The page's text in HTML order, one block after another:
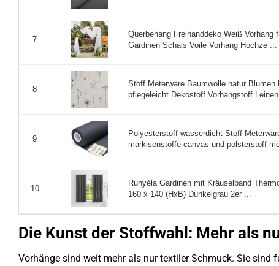
7
Querbehang Freihanddeko Weiß
Gardinen Schals Voile Vorhang Hochze ...
8
Stoff Meterware Baumwolle natur
pflegeleicht Dekostoff Vorhangstoff Leinen
9
Polyesterstoff wasserdicht Stoff
markisenstoffe canvas und polsterstoff
10
Runyéla Gardinen mit Kräuselband
160 x 140 (HxB) Dunkelgrau 2er ...
Die Kunst der Stoffwahl: Mehr als
Vorhänge sind weit mehr als nur textiler Schmuck. Sie sind